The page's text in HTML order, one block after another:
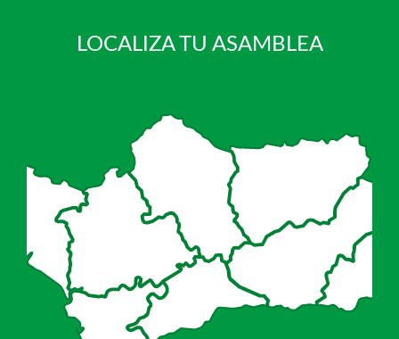
LOCALIZA TU ASAMBLEA